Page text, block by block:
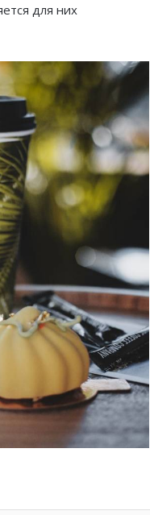
для них
II и Принцесса
77-й Бал
Креста Монако
вновь в борьбе:
скорость перед
Monaco продлили
ради безопасных
мошенничество